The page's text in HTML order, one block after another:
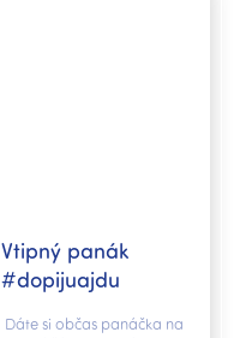
Vtipný panák
#dopijuajdu
Dáte si občas panáčka na